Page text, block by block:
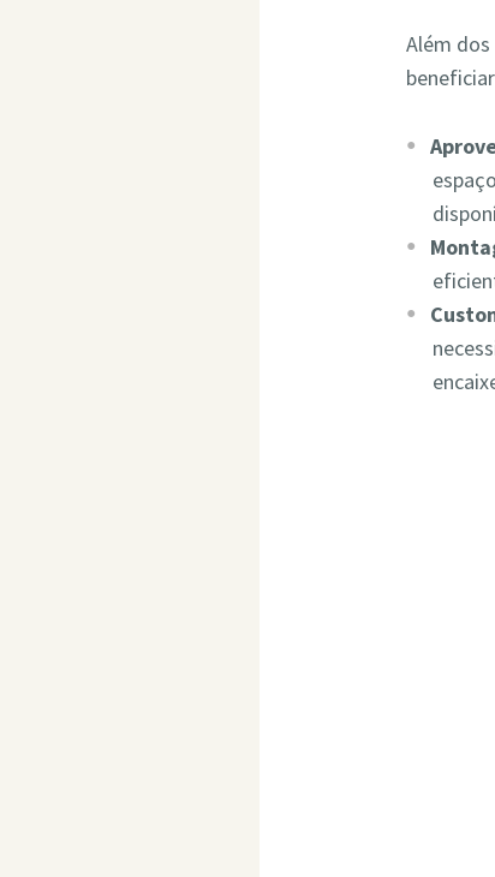
Além